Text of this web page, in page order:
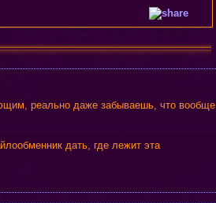
реально даже забываешь, что вообще
дать, где лежит эта